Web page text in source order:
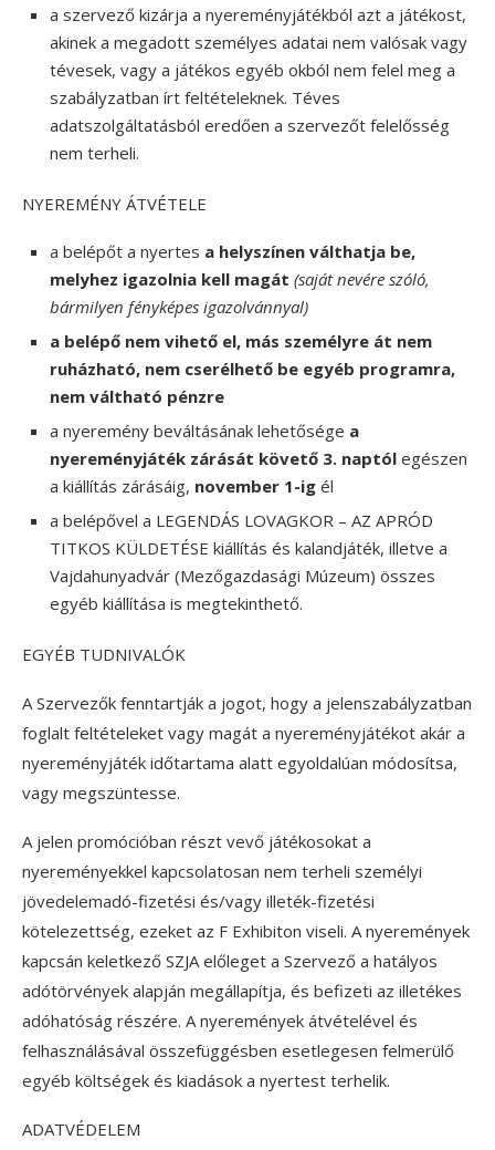
a szervező kizárja a nyereményjátékból azt a játékost,
akinek a megadott személyes adatai nem valósak vagy
tévesek, vagy a játékos egyéb okból nem felel meg a
szabályzatban írt feltételeknek. Téves
adatszolgáltatásból eredően a szervezőt felelősség
nem terheli.
NYEREMÉNY ÁTVÉTELE
a belépőt a nyertes a helyszínen válthatja be,
melyhez igazolnia kell magát (saját nevére szóló,
bármilyen fényképes igazolvánnyal)
a belépő nem vihető el, más személyre át nem
ruházható, nem cserélhető be egyéb programra,
nem váltható pénzre
a nyeremény beváltásának lehetősége a
nyereményjáték zárását követő 3. naptól egészen
a kiállítás zárásáig, november 1-ig él
a belépővel a LEGENDÁS LOVAGKOR – AZ APRÓD
TITKOS KÜLDETÉSE kiállítás és kalandjáték, illetve a
Vajdahunyadvár (Mezőgazdasági Múzeum) összes
egyéb kiállítása is megtekinthető.
EGYÉB TUDNIVALÓK
A Szervezők fenntartják a jogot, hogy a jelenszabályzatban
foglalt feltételeket vagy magát a nyereményjátékot akár a
nyereményjáték időtartama alatt egyoldalúan módosítsa,
vagy megszüntesse.
A jelen promócióban részt vevő játékosokat a
nyereményekkel kapcsolatosan nem terheli személyi
jövedelemadó-fizetési és/vagy illeték-fizetési
kötelezettség, ezeket az F Exhibiton viseli. A nyeremények
kapcsán keletkező SZJA előleget a Szervező a hatályos
adótörvények alapján megállapítja, és befizeti az illetékes
adóhatóság részére. A nyeremények átvételével és
felhasználásával összefüggésben esetlegesen felmerülő
egyéb költségek és kiadások a nyertest terhelik.
ADATVÉDELEM